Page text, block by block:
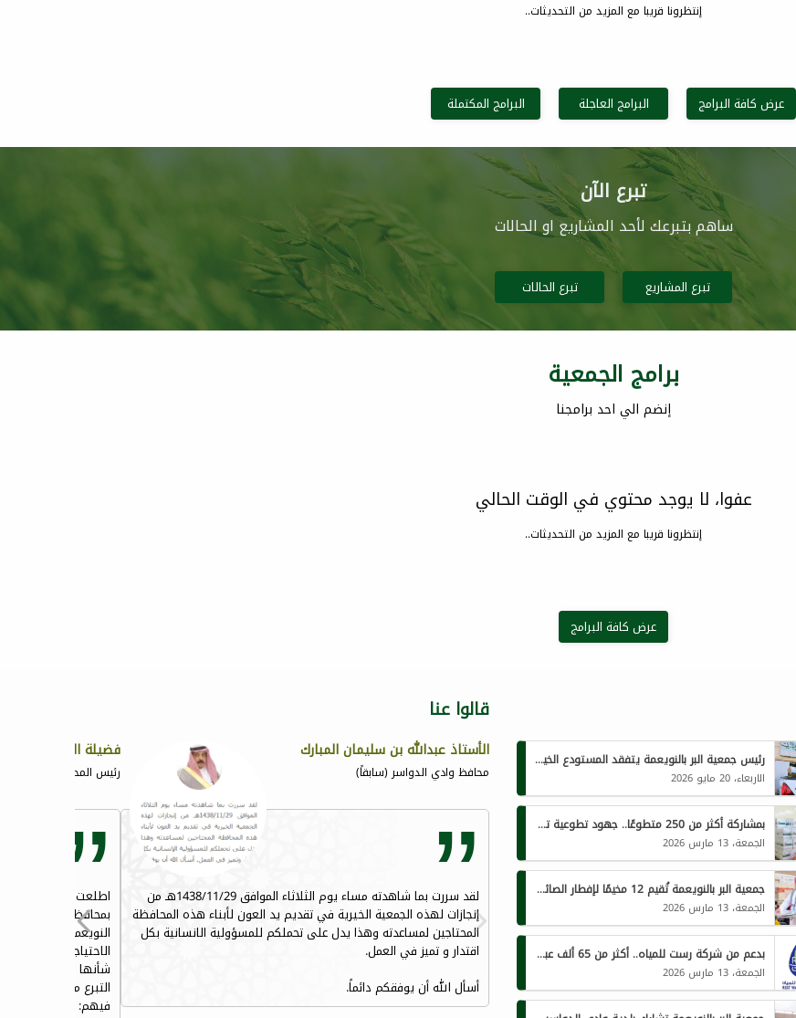
إنتظرونا قريبا مع المزيد من التحديثات..
عرض كافة البرامج البرامج العاجلة البرامج المكتملة
تبرع الآن
ساهم بتبرعك لأحد المشاريع او الحالات
تبرع المشاريع تبرع الحالات
برامج الجمعية
إنضم الي احد برامجنا
عفوا، لا يوجد محتوي في الوقت الحالي
إنتظرونا قريبا مع المزيد من التحديثات..
عرض كافة البرامج
رئيس جمعية البر بالنويعمة يتفقد المستودع الخيري استعدادًا لبرامج ذي الحجة 1447هـ
الاربعاء، 20 مايو 2026
بمشاركة أكثر من 250 متطوعًا.. جهود تطوعية تتجاوز 400 ساعة لخدمة الصائمين في جمعية النويعمة
الجمعة، 13 مارس 2026
جمعية البر بالنويعمة تُقيم 12 مخيمًا لإفطار الصائمين يستفيد منها أكثر من 1450 فردًا يوميًا
الجمعة، 13 مارس 2026
بدعم من شركة رست للمياه.. أكثر من 65 ألف عبوة مياه لبرامج جمعية البر الخيرية بالنويعمة الرمضانية
الجمعة، 13 مارس 2026
قالوا عنا
الأستاذ عبدالله بن سليمان المبارك
محافظ وادي الدواسر (سابقاً)
لقد سررت بما شاهدته مساء يوم الثلاثاء الموافق 1438/11/29هـ من
إنجازات لهذه الجمعية الخيرية في تقديم يد العون لأبناء هذه المحافظة
المحتاجين لمساعدته وهذا يدل على تحملكم للمسؤولية الانسانية بكل
اقتدار و تميز في العمل.
أسأل الله أن يوفقكم دائماً.
فضيلة الشيخ ناصر
رئيس المحكمة العامة
اطلعت على ما يقوم
بمحافظة وادي
النويعمة من الفقراء
الاحتياجات الخاصة ،
شأنها التسهيل على
التبرع مادياً و عينياً
فيهم: